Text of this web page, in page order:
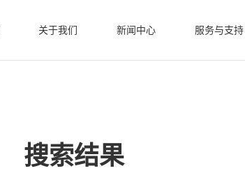
关于我们 新闻中心 服务与支持
搜索结果